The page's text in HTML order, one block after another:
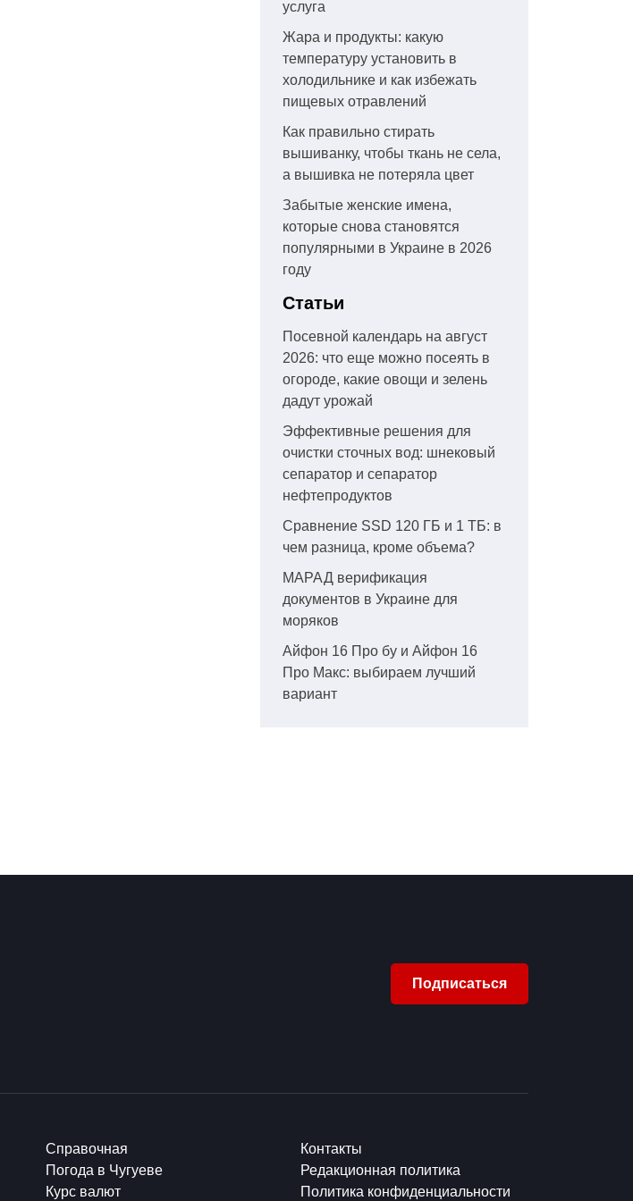
услуга
Жара и продукты: какую
температуру установить в
холодильнике и как избежать
пищевых отравлений
Как правильно стирать
вышиванку, чтобы ткань не села,
а вышивка не потеряла цвет
Забытые женские имена,
которые снова становятся
популярными в Украине в 2026
году
Статьи
Посевной календарь на август
2026: что еще можно посеять в
огороде, какие овощи и зелень
дадут урожай
Эффективные решения для
очистки сточных вод: шнековый
сепаратор и сепаратор
нефтепродуктов
Сравнение SSD 120 ГБ и 1 ТБ: в
чем разница, кроме объема?
МАРАД верификация
документов в Украине для
моряков
Айфон 16 Про бу и Айфон 16
Про Макс: выбираем лучший
вариант
Подписаться
Справочная
Погода в Чугуеве
Курс валют
Контакты
Редакционная политика
Политика конфиденциальности